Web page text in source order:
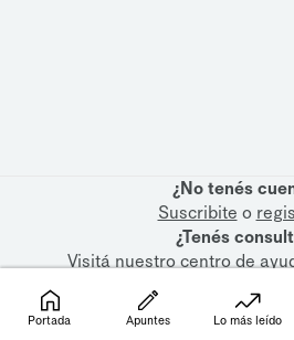
¿No tenés
Suscribite o
¿Tenés
Visitá nuestrocentro de
Portada Apuntes Lo más leído